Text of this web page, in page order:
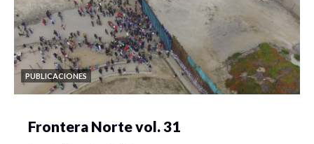
PUBLICACIONES
Frontera Norte vol. 31